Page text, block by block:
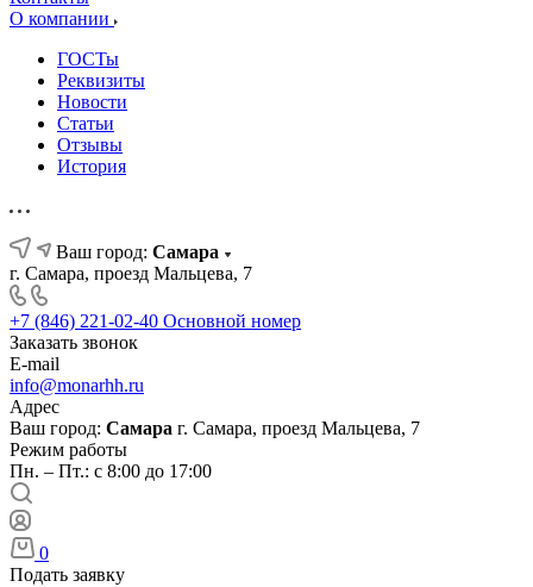
О компании
ГОСТы
Реквизиты
Новости
Статьи
Отзывы
История
Ваш город: Самара
г. Самара, проезд Мальцева, 7
+7 (846) 221-02-40 Основной номер
Заказать звонок
E-mail
info@monarhh.ru
Адрес
Ваш город: Самара г. Самара, проезд Мальцева, 7
Режим работы
Пн. – Пт.: с 8:00 до 17:00
0
Подать заявку